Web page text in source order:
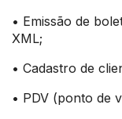
• Emissão de
XML;
• Cadastro de
• PDV (ponto de